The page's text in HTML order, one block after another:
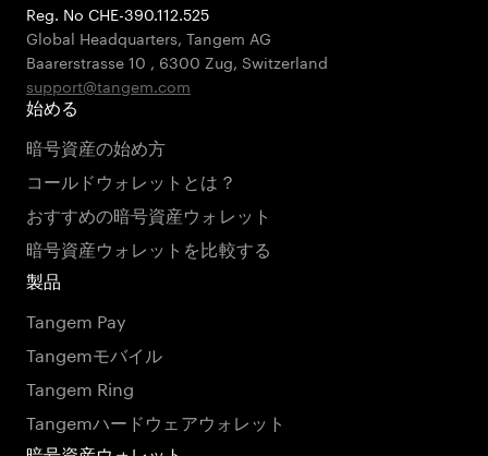
Reg. No CHE-390.112.525
Global Headquarters, Tangem AG
Baarerstrasse 10 , 6300 Zug, Switzerland
support@tangem.com
始める
暗号資産の始め方
コールドウォレットとは？
おすすめの暗号資産ウォレット
暗号資産ウォレットを比較する
製品
Tangem Pay
Tangemモバイル
Tangem Ring
Tangemハードウェアウォレット